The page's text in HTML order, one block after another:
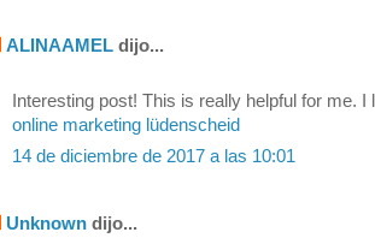
ALINAAMEL dijo...
Interesting post! This is really helpful for me.
online marketing lüdenscheid
14 de diciembre de 2017 a las 10:01
Unknown dijo...